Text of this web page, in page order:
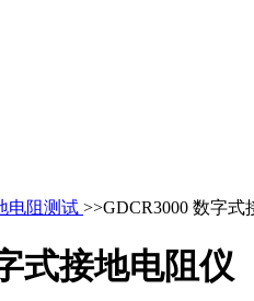
电阻测试 >>GDCR3000 数字式
式接地电阻仪